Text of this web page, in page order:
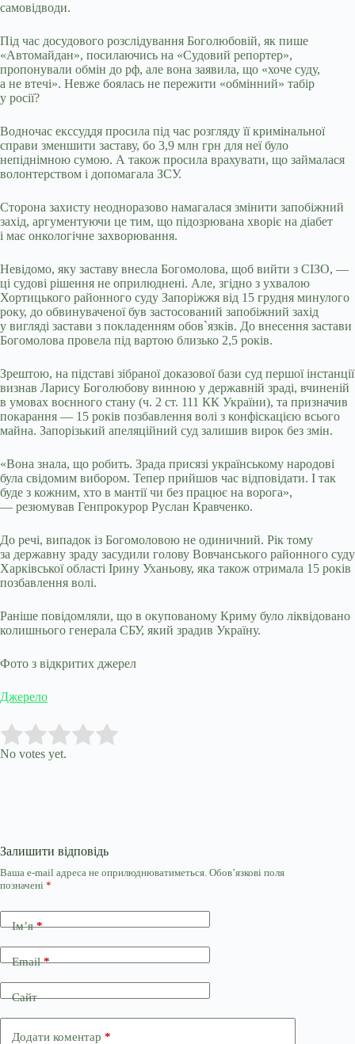
самовідводи.
Під час досудового розслідування Боголюбовій, як пише
«Автомайдан», посилаючись на «Судовий репортер»,
пропонували обмін до рф, але вона заявила, що «хоче суду,
а не втечі». Невже боялась не пережити «обмінний» табір
у росії?
Водночас екссуддя просила під час розгляду її кримінальної
справи зменшити заставу, бо 3,9 млн грн для неї було
непіднімною сумою. А також просила врахувати, що займалася
волонтерством і допомагала ЗСУ.
Сторона захисту неодноразово намагалася змінити запобіжний
захід, аргументуючи це тим, що підозрювана хворіє на діабет
і має онкологічне захворювання.
Невідомо, яку заставу внесла Богомолова, щоб вийти з СІЗО, —
ці судові рішення не оприлюднені. Але, згідно з ухвалою
Хортицького районного суду Запоріжжя від 15 грудня минулого
року, до обвинуваченої був застосований запобіжний захід
у вигляді застави з покладенням обов`язків. До внесення застави
Богомолова провела під вартою близько 2,5 років.
Зрештою, на підставі зібраної доказової бази суд першої інстанції
визнав Ларису Боголюбову винною у державній зраді, вчиненій
в умовах воєнного стану (ч. 2 ст. 111 КК України), та призначив
покарання — 15 років позбавлення волі з конфіскацією всього
майна. Запорізький апеляційний суд залишив вирок без змін.
«Вона знала, що робить. Зрада присязі українському народові
була свідомим вибором. Тепер прийшов час відповідати. І так
буде з кожним, хто в мантії чи без працює на ворога»,
— резюмував Генпрокурор Руслан Кравченко.
До речі, випадок із Богомоловою не одиничний. Рік тому
за державну зраду засудили голову Вовчанського районного суду
Харківської області Ірину Уханьову, яка також отримала 15 років
позбавлення волі.
Раніше повідомляли, що в окупованому Криму було ліквідовано
колишнього генерала СБУ, який зрадив Україну.
Фото з відкритих джерел
Джерело
Rate this item:
No votes yet.
Залишити відповідь
Ваша e-mail адреса не оприлюднюватиметься. Обов’язкові поля
позначені *
Ім’я*
Email*
Сайт
Додати коментар *